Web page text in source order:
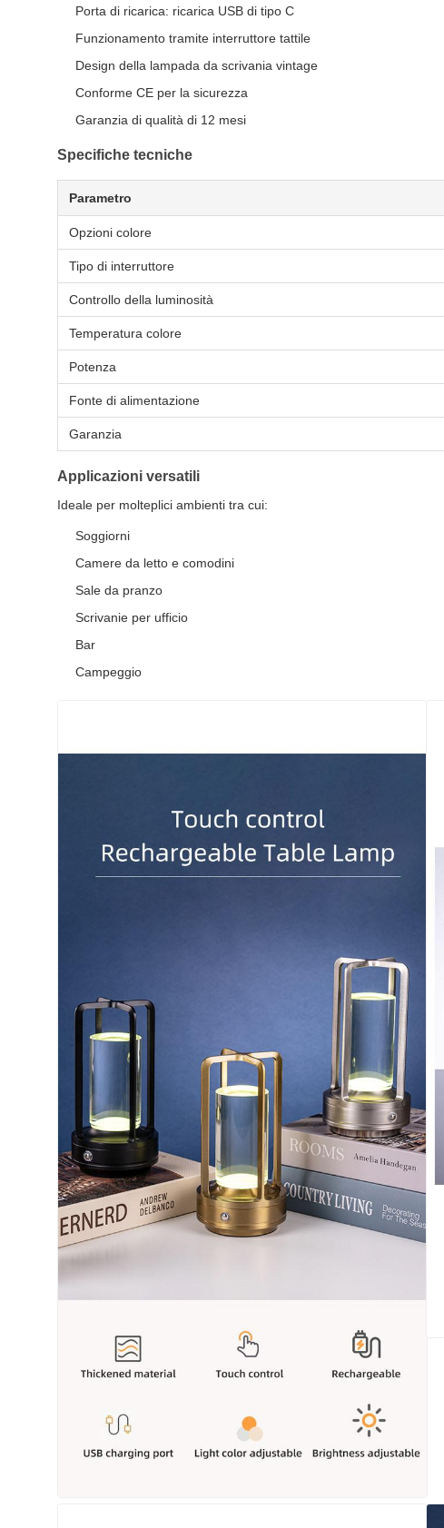
Porta di ricarica: ricarica USB di tipo C
Funzionamento tramite interruttore tattile
Design della lampada da scrivania vintage
Conforme CE per la sicurezza
Garanzia di qualità di 12 mesi
Specifiche tecniche
Parametro
Opzioni colore
Tipo di interruttore
Controllo della luminosità
Temperatura colore
Potenza
Fonte di alimentazione
Garanzia
Applicazioni versatili
Ideale per molteplici ambienti tra cui:
Soggiorni
Camere da letto e comodini
Sale da pranzo
Scrivanie per ufficio
Bar
Campeggio